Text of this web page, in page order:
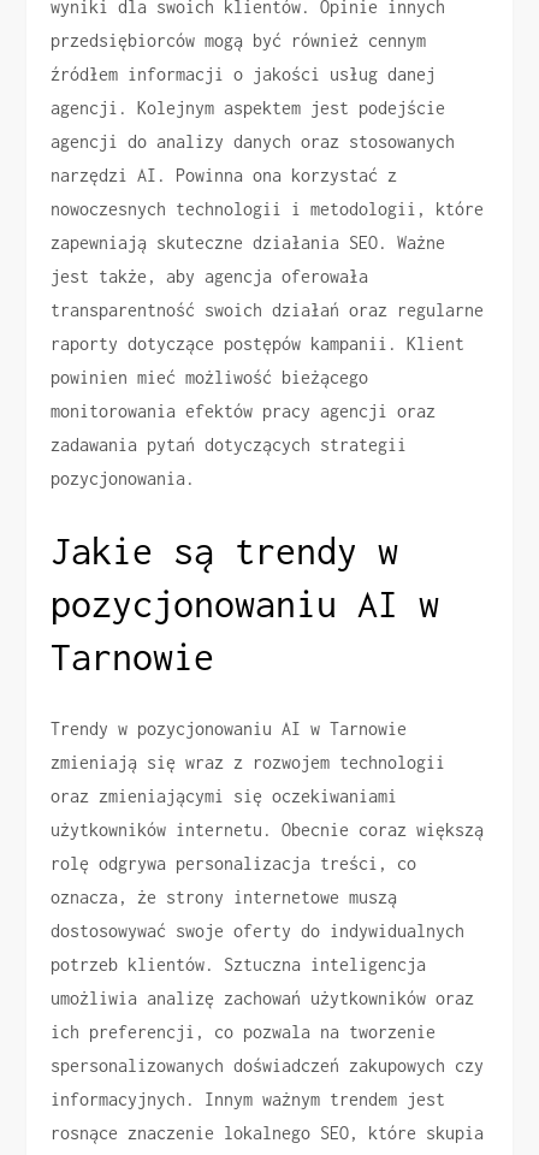
wyniki dla swoich klientów. Opinie innych
przedsiębiorców mogą być również cennym
źródłem informacji o jakości usług danej
agencji. Kolejnym aspektem jest podejście
agencji do analizy danych oraz stosowanych
narzędzi AI. Powinna ona korzystać z
nowoczesnych technologii i metodologii, które
zapewniają skuteczne działania SEO. Ważne
jest także, aby agencja oferowała
transparentność swoich działań oraz regularne
raporty dotyczące postępów kampanii. Klient
powinien mieć możliwość bieżącego
monitorowania efektów pracy agencji oraz
zadawania pytań dotyczących strategii
pozycjonowania.
Jakie są trendy w
pozycjonowaniu AI w
Tarnowie
Trendy w pozycjonowaniu AI w Tarnowie
zmieniają się wraz z rozwojem technologii
oraz zmieniającymi się oczekiwaniami
użytkowników internetu. Obecnie coraz większą
rolę odgrywa personalizacja treści, co
oznacza, że strony internetowe muszą
dostosowywać swoje oferty do indywidualnych
potrzeb klientów. Sztuczna inteligencja
umożliwia analizę zachowań użytkowników oraz
ich preferencji, co pozwala na tworzenie
spersonalizowanych doświadczeń zakupowych czy
informacyjnych. Innym ważnym trendem jest
rosnące znaczenie lokalnego SEO, które skupia